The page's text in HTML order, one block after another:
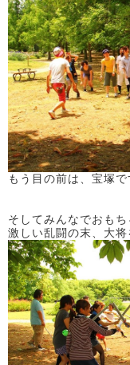
もう目の前は、宝塚
そしてみんなでおも
激しい乱闘の末、大